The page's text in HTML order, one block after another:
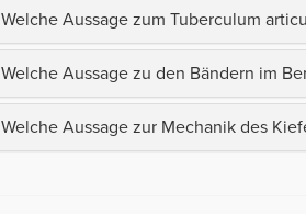
Welche Aussage zum Tuberculum
Welche Aussage zu den Bändern im
Welche Aussage zur Mechanik des